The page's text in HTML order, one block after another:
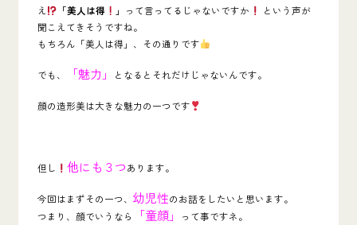
え 「美人は得 ️」 って言ってるじゃないですか
という声が
聞こえてきそうですね。
もちろん「美人は得」、その通りです
でも、 「魅力」 となるとそれだけじゃないんです。
顔の造形美は大きな魅力の一つです
但し 他にも３つあります。
今回はまずその一つ、 幼児性のお話をしたいと思います。
つまり、顔でいうなら
「童顔」 って事ですネ。